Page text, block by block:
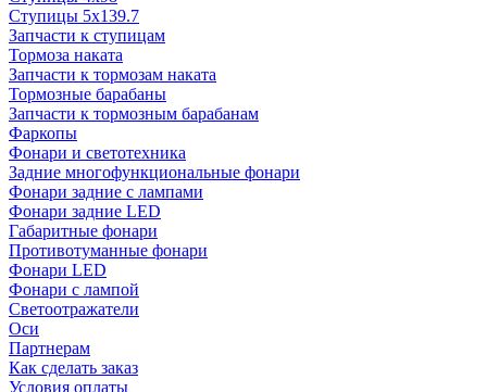
Ступицы 5x139.7
Запчасти к ступицам
Тормоза наката
Запчасти к тормозам наката
Тормозные барабаны
Запчасти к тормозным барабанам
Фаркопы
Фонари и светотехника
Задние многофункциональные фонари
Фонари задние с лампами
Фонари задние LED
Габаритные фонари
Противотуманные фонари
Фонари LED
Фонари с лампой
Светоотражатели
Оси
Партнерам
Как сделать заказ
Условия оплаты